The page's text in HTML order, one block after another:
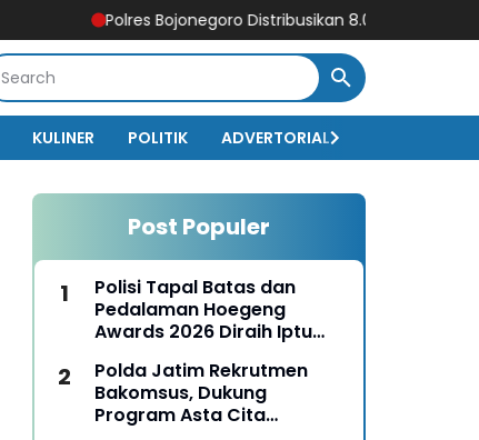
Polres Bojonegoro Distribusikan 8.000 Liter Air Bersih
KULINER POLITIK ADVERTORIAL
Post Populer
Polisi Tapal Batas dan
Pedalaman Hoegeng
Awards 2026 Diraih Iptu
Pengabdian Humanis di
Nduga
Polda Jatim Rekrutmen
Bakomsus, Dukung
Program Asta Cita